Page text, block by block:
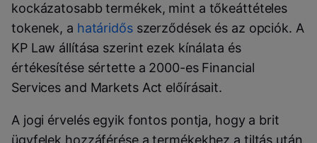
kockázatosabb termékek, mint a tőkeáttételes
tokenek, a határidősszerződések és az opciók. A
KP Law állítása szerint ezek kínálata és
értékesítése sértette a 2000-es Financial
Services and Markets Act előírásait.
A jogi érvelés egyik fontos pontja, hogy a brit
ügyfelek hozzáférése a termékekhez a tiltás után